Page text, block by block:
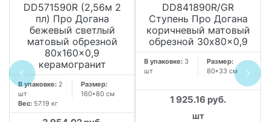
DD571590R (2,56м 2
пл) Про Догана
бежевый светлый
матовый обрезной
80x160x0,9
керамогранит
В упаковке: 2
шт
Размер:
160*80 см
Вес: 57.19 кг
DD841890R/GR
Ступень Про Догана
коричневый матовый
обрезной 30x80x0,9
В упаковке: 3
шт
Размер:
80*33 см
1 925.16 руб.
шт